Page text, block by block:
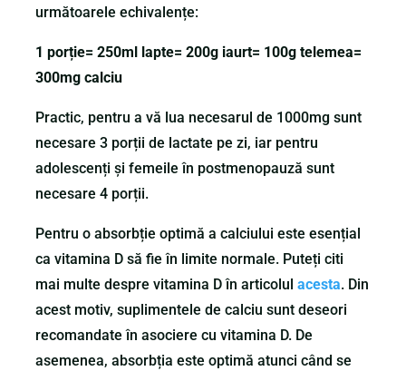
următoarele echivalențe:
1 porție= 250ml lapte= 200g iaurt= 100g telemea=
300mg calciu
Practic, pentru a vă lua necesarul de 1000mg sunt
necesare 3 porții de lactate pe zi, iar pentru
adolescenți și femeile în postmenopauză sunt
necesare 4 porții.
Pentru o absorbție optimă a calciului este esențial
ca vitamina D să fie în limite normale. Puteți citi
mai multe despre vitamina D în articolulacesta. Din
acest motiv, suplimentele de calciu sunt deseori
recomandate în asociere cu vitamina D. De
asemenea, absorbția este optimă atunci când se